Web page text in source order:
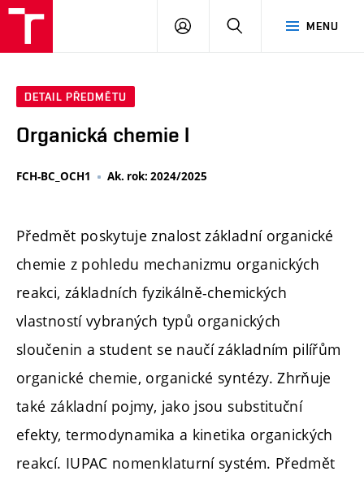
MENU
PŘIHLÁSIT
DETAIL PŘEDMĚTU
Organická chemie I
FCH-BC_OCH1 Ak. rok: 2024/2025
Předmět poskytuje znalost základní organické
chemie z pohledu mechanizmu organických
reakci, základních fyzikálně-chemických
vlastností vybraných typů organických
sloučenin a student se naučí základním pilířům
organické chemie, organické syntézy. Zhrňuje
také základní pojmy, jako jsou substituční
efekty, termodynamika a kinetika organických
reakcí. IUPAC nomenklaturní systém. Předmět